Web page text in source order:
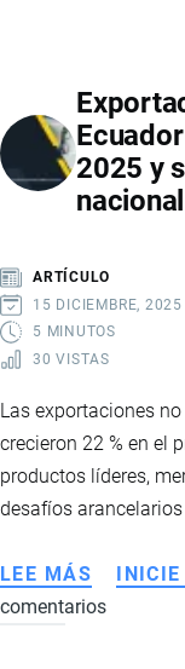
EL
PRECIO
MÍNIMO
DE
DE
BANANO
2025 y
nacional
ARTÍCULO
15 DICIEMBRE, 2025
5 MINUTOS
30 VISTAS
Las exportaciones
crecieron 22 % en el
productos líderes,
desafíos
LEE MÁS SOBRE
INICIE
comentarios